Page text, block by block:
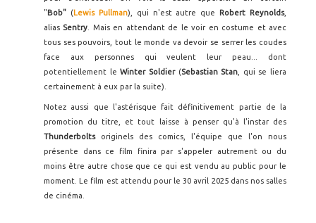
" Bob" (Lewis Pullman), qui n'est autre que Robert Reynolds,
alias Sentry . Mais en attendant de le voir en costume et avec
tous ses pouvoirs, tout le monde va devoir se serrer les coudes
face aux personnes qui veulent leur peau... dont
potentiellement leWinter Soldier (Sebastian Stan , qui se liera
certainement à eux par la suite).
Notez aussi que l'astérisque fait définitivement partie de la
promotion du titre, et tout laisse à penser qu'à l'instar des
Thunderbolts originels des comics, l'équipe que l'on nous
présente dans ce film finira par s'appeler autrement ou du
moins être autre chose que ce qui est vendu au public pour le
moment. Le film est attendu pour le 30 avril 2025 dans nos salles
de cinéma.